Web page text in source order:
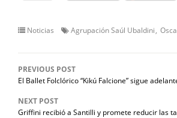
Noticias Agrupación Saúl Ubaldini
PREVIOUS POST
El Ballet Folclórico “Kikú Falcione” sigue
NEXT POST
Griffini recibió a Santilli y promete reducir las